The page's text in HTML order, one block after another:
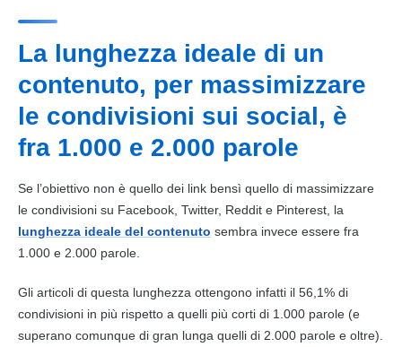
La lunghezza ideale di un
contenuto, per massimizzare
le condivisioni sui social, è
fra 1.000 e 2.000 parole
Se l’obiettivo non è quello dei link bensì quello di massimizzare
le condivisioni su Facebook Twitter, Reddit e Pinterest , la
lunghezza ideale del contenuto sembra invece essere fra
1.000 e 2.000 parole.
Gli articoli di questa lunghezza ottengono infatti il 56,1% di
condivisioni in più rispetto a quelli più corti di 1.000 parole (e
superano comunque di gran lunga quelli di 2.000 parole e oltre).